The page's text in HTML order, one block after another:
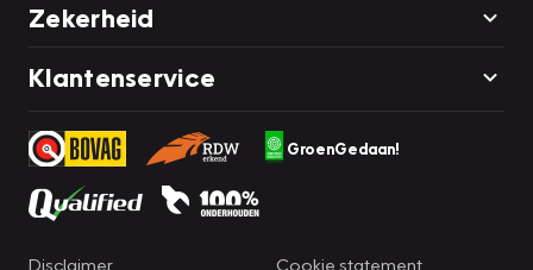
Zekerheid
Klantenservice
GroenGedaan!
Disclaimer Cookie statement